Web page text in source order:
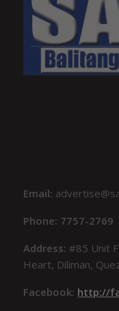
Email:
Phone: 7757-2769
Address:#85 Unit
Heart, Diliman,
Facebook: http://